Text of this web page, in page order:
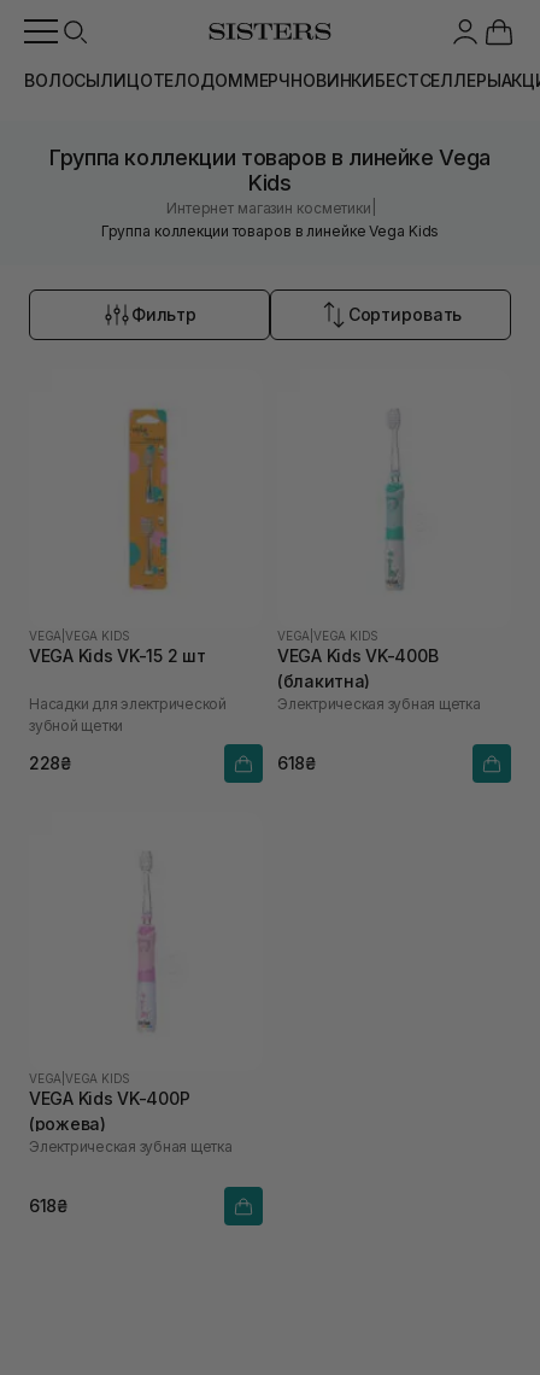
ВОЛОСЫЛИЦОТЕЛОДОММЕРЧНОВИНКИБЕСТСЕЛЛЕРЫ
Группа коллекции товаров в линейке Vega
Kids
Интернет магазин косметики
Группа коллекции товаров в линейке Vega Kids
Фильтр Сортировать
VEGA |VEGA KIDS
VEGA Kids VK-15 2 шт
Насадки для электрической
зубной щетки
228₴
VEGA |VEGA KIDS
VEGA Kids VK-400B
(блакитна)
Электрическая зубная щетка
618₴
VEGA |VEGA KIDS
VEGA Kids VK-400Р
(рожева)
Электрическая зубная щетка
618₴